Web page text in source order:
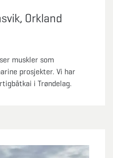
Orkland
muskler som
prosjekter. Vi har
i Trøndelag.